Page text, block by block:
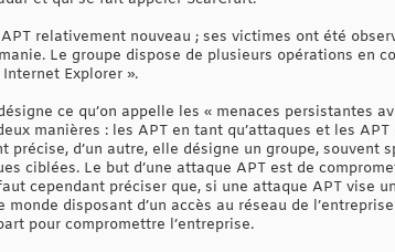
relativement nouveau ; ses victimes ont été
Le groupe dispose de plusieurs opérations en
Explorer ».
ce qu’on appelle les « menaces persistantes
manières : les APT en tant qu’attaques et les
précise, d’un autre, elle désigne un groupe, souvent
ciblées. Le but d’une attaque APT est de
cependant préciser que, si une attaque APT vise
disposant d’un accès au réseau de
pour compromettre l’entreprise.